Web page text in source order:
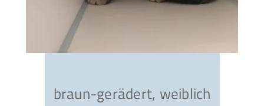
braun-gerädert, weiblich